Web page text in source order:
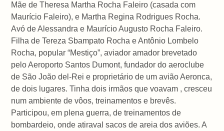
Mãe de Theresa Martha Rocha Faleiro (casada com
Maurício Faleiro), e Martha Regina Rodrigues Rocha.
Avó de Alessandra e Maurício Augusto Rocha Faleiro.
Filha de Tereza Sbampato Rocha e Antônio Lombelo
Rocha, popular “Mestiço”, aviador amador brevetado
pelo Aeroporto Santos Dumont, fundador do aeroclube
de São João del-Rei e proprietário de um avião Aeronca,
de dois lugares. Tinha dois irmãos que voavam , cresceu
num ambiente de vôos, treinamentos e brevês.
Participou, em plena guerra, de treinamentos de
bombardeio, onde atiraval sacos de areia dos aviões. A